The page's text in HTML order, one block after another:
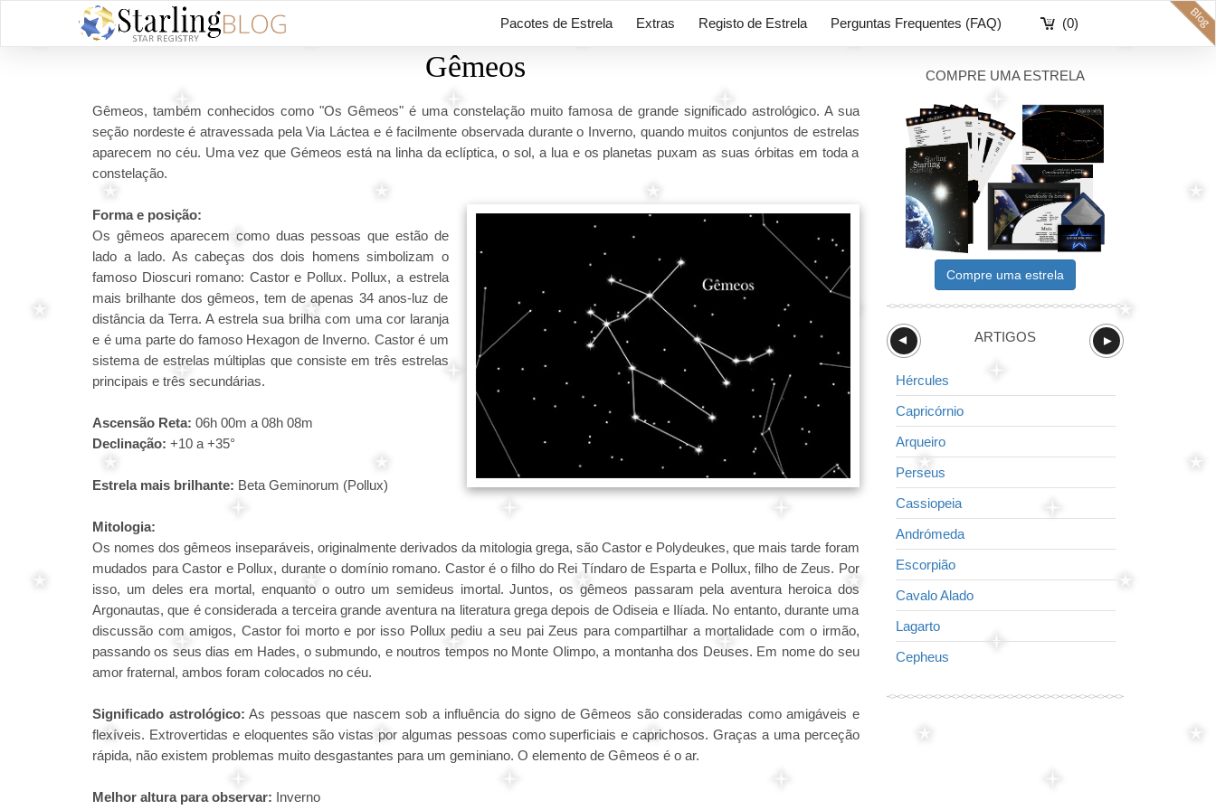
(0)
Pacotes de Estrela Extras Registo de Estrela Perguntas Frequentes (FAQ)
Gêmeos
Gêmeos, também conhecidos como "Os Gêmeos" é uma constelação muito famosa de grande significado astrológico. A sua
seção nordeste é atravessada pela Via Láctea e é facilmente observada durante o Inverno, quando muitos conjuntos de estrelas
aparecem no céu. Uma vez que Gémeos está na linha da eclíptica, o sol, a lua e os planetas puxam as suas órbitas em toda a
constelação.
Forma e posição:
Os gêmeos aparecem como duas pessoas que estão de
lado a lado. As cabeças dos dois homens simbolizam o
famoso Dioscuri romano: Castor e Pollux. Pollux, a estrela
mais brilhante dos gêmeos, tem de apenas 34 anos-luz de
distância da Terra. A estrela sua brilha com uma cor laranja
e é uma parte do famoso Hexagon de Inverno. Castor é um
sistema de estrelas múltiplas que consiste em três estrelas
principais e três secundárias.
Ascensão Reta: 06h 00m a 08h 08m
Declinação: +10 a +35°
Estrela mais brilhante: Beta Geminorum (Pollux)
Mitologia:
Os nomes dos gêmeos inseparáveis, originalmente derivados da mitologia grega, são Castor e Polydeukes, que mais tarde foram
mudados para Castor e Pollux, durante o domínio romano. Castor é o filho do Rei Tíndaro de Esparta e Pollux, filho de Zeus. Por
isso, um deles era mortal, enquanto o outro um semideus imortal. Juntos, os gêmeos passaram pela aventura heroica dos
Argonautas, que é considerada a terceira grande aventura na literatura grega depois de Odiseia e Ilíada. No entanto, durante uma
discussão com amigos, Castor foi morto e por isso Pollux pediu a seu pai Zeus para compartilhar a mortalidade com o irmão,
passando os seus dias em Hades, o submundo, e noutros tempos no Monte Olimpo, a montanha dos Deuses. Em nome do seu
amor fraternal, ambos foram colocados no céu.
Significado astrológico: As pessoas que nascem sob a influência do signo de Gêmeos são consideradas como amigáveis e
flexíveis. Extrovertidas e eloquentes são vistas por algumas pessoas como superficiais e caprichosos. Graças a uma perceção
rápida, não existem problemas muito desgastantes para um geminiano. O elemento de Gêmeos é o ar.
Melhor altura para observar: Inverno
COMPRE UMA ESTRELA
Compre uma estrela
ARTIGOS ►
►
Hércules
Capricórnio
Arqueiro
Perseus
Cassiopeia
Andrómeda
Escorpião
Cavalo Alado
Lagarto
Cepheus